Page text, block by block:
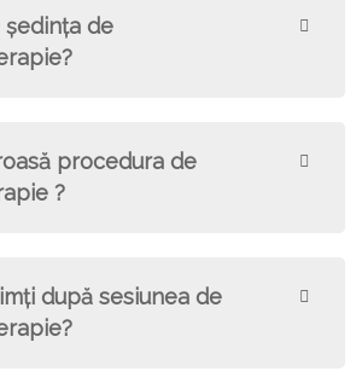
şedinţa de
procedura de
?
după sesiunea de